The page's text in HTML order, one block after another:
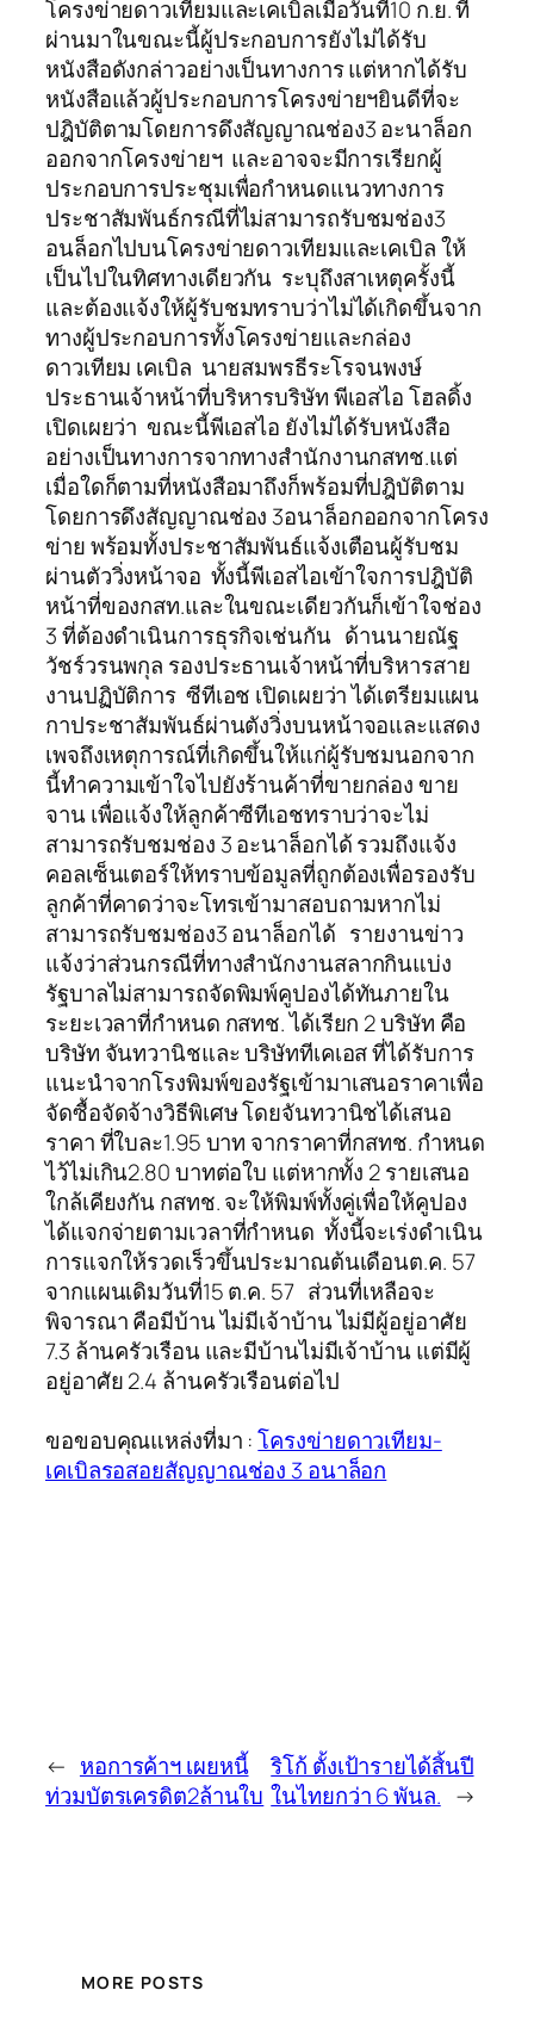
โครงข่ายดาวเทียมและเคเบิลเมื่อวันที่10 ก.ย. ที่
ผ่านมาในขณะนี้ผู้ประกอบการยังไม่ได้รับ
หนังสือดังกล่าวอย่างเป็นทางการ แต่หากได้รับ
หนังสือแล้วผู้ประกอบการโครงข่ายฯยินดีที่จะ
ปฎิบัติตามโดยการดึงสัญญาณช่อง3 อะนาล็อก
ออกจากโครงข่ายฯ และอาจจะมีการเรียกผู้
ประกอบการประชุมเพื่อกำหนดแนวทางการ
ประชาสัมพันธ์กรณีที่ไม่สามารถรับชมช่อง3
อนล็อกไปบนโครงข่ายดาวเทียมและเคเบิล ให้
เป็นไปในทิศทางเดียวกัน ระบุถึงสาเหตุครั้งนี้
และต้องแจ้งให้ผู้รับชมทราบว่าไม่ได้เกิดขึ้นจาก
ทางผู้ประกอบการทั้งโครงข่ายและกล่อง
ดาวเทียม เคเบิล นายสมพรธีระโรจนพงษ์
ประธานเจ้าหน้าที่บริหารบริษัท พีเอสไอ โฮลดิ้ง
เปิดเผยว่า ขณะนี้พีเอสไอ ยังไม่ได้รับหนังสือ
อย่างเป็นทางการจากทางสำนักงานกสทช.แต่
เมื่อใดก็ตามที่หนังสือมาถึงก็พร้อมที่ปฎิบัติตาม
โดยการดึงสัญญาณช่อง 3อนาล็อกออกจากโครง
ข่าย พร้อมทั้งประชาสัมพันธ์แจ้งเตือนผู้รับชม
ผ่านตัววิ่งหน้าจอ ทั้งนี้พีเอสไอเข้าใจการปฎิบัติ
หน้าที่ของกสท.และในขณะเดียวกันก็เข้าใจช่อง
3 ที่ต้องดำเนินการธุรกิจเช่นกัน ด้านนายณัฐ
วัชร์วรนพกุล รองประธานเจ้าหน้าที่บริหารสาย
งานปฏิบัติการ ซีทีเอช เปิดเผยว่า ได้เตรียมแผน
กาประชาสัมพันธ์ผ่านตังวิ่งบนหน้าจอและแสดง
เพจถึงเหตุการณ์ที่เกิดขึ้นให้แก่ผู้รับชมนอกจาก
นี้ทำความเข้าใจไปยังร้านค้าที่ขายกล่อง ขาย
จาน เพื่อแจ้งให้ลูกค้าซีทีเอชทราบว่าจะไม่
สามารถรับชมช่อง 3 อะนาล็อกได้ รวมถึงแจ้ง
คอลเซ็นเตอร์ให้ทราบข้อมูลที่ถูกต้องเพื่อรองรับ
ลูกค้าที่คาดว่าจะโทรเข้ามาสอบถามหากไม่
สามารถรับชมช่อง3 อนาล็อกได้ รายงานข่าว
แจ้งว่าส่วนกรณีที่ทางสำนักงานสลากกินแบ่ง
รัฐบาลไม่สามารถจัดพิมพ์คูปองได้ทันภายใน
ระยะเวลาที่กำหนด กสทช. ได้เรียก 2 บริษัท คือ
บริษัท จันทวานิชและ บริษัททีเคเอส ที่ได้รับการ
แนะนำจากโรงพิมพ์ของรัฐเข้ามาเสนอราคาเพื่อ
จัดซื้อจัดจ้างวิธีพิเศษ โดยจันทวานิชได้เสนอ
ราคา ที่ใบละ1.95 บาท จากราคาที่กสทช. กำหนด
ไว้ไม่เกิน2.80 บาทต่อใบ แต่หากทั้ง 2 รายเสนอ
ใกล้เคียงกัน กสทช. จะให้พิมพ์ทั้งคู่เพื่อให้คูปอง
ได้แจกจ่ายตามเวลาที่กำหนด ทั้งนี้จะเร่งดำเนิน
การแจกให้รวดเร็วขึ้นประมาณต้นเดือนต.ค. 57
จากแผนเดิมวันที่15 ต.ค. 57 ส่วนที่เหลือจะ
พิจารณา คือมีบ้าน ไม่มีเจ้าบ้าน ไม่มีผู้อยู่อาศัย
7.3 ล้านครัวเรือน และมีบ้านไม่มีเจ้าบ้าน แต่มีผู้
อยู่อาศัย 2.4 ล้านครัวเรือนต่อไป
ขอขอบคุณแหล่งที่มา :โครงข่ายดาวเทียม-
เคเบิลรอสอยสัญญาณช่อง 3 อนาล็อก
← หอการค้าฯ เผยหนี้
ท่วมบัตรเครดิต2ล้านใบ
ริโก้ ตั้งเป้ารายได้สิ้นปี
ในไทยกว่า 6 พันล. →
MORE POSTS